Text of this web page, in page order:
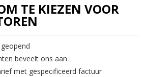
TE KIEZEN VOOR
beveelt ons aan
met gespecificeerd factuur